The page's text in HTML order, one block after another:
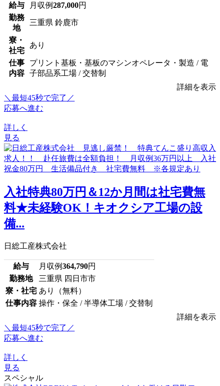
給与 月収例287,000円
勤務
地
三重県 鈴鹿市
寮・
社宅
あり
仕事
内容
プリント基板・基板のマシンオペレータ・製造 / 電
子部品系工場 / 交替制
詳細を表示
＼最短45秒で完了／
応募へ進む
詳しく
見る
入社特典80万円＆12か月間は社宅費無
料★未経験OK！キオクシア工場の設
備...
日総工産株式会社
給与 月収例364,790円
勤務地
三重県 四日市市
寮・社宅 あり（無料）
仕事内容 操作・保全 / 半導体工場 / 交替制
詳細を表示
＼最短45秒で完了／
応募へ進む
詳しく
見る
スペシャル